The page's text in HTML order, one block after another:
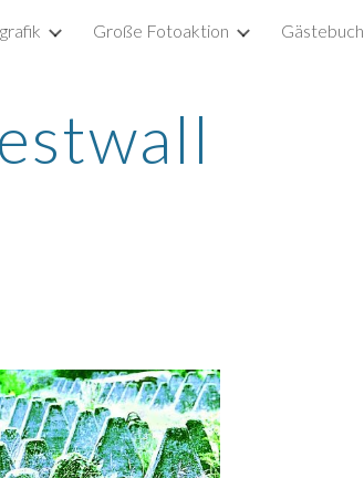
Skip to navigation
grafik Große Fotoaktion Gästebuch